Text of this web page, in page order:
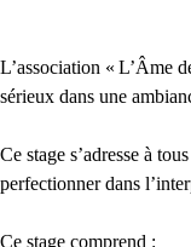
L’association « L’Âme
sérieux dans une
Ce stage s’adresse à
perfectionner dans
Ce stage comprend :